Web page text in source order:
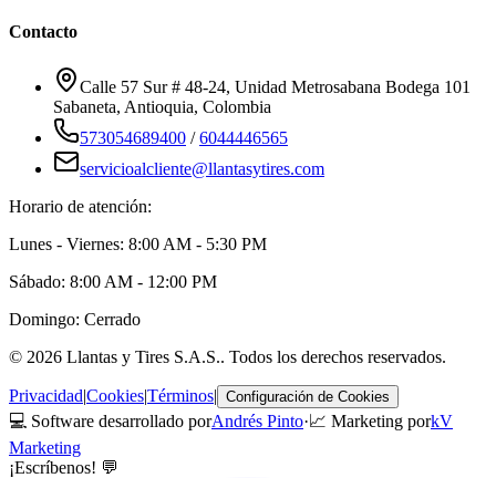
Contacto
Calle 57 Sur # 48-24, Unidad Metrosabana Bodega 101
Sabaneta, Antioquia, Colombia
573054689400 /6044446565
servicioalcliente@llantasytires.com
Horario de atención:
Lunes - Viernes: 8:00 AM - 5:30 PM
Sábado: 8:00 AM - 12:00 PM
Domingo: Cerrado
© 2026 Llantas y Tires S.A.S.. Todos los derechos reservados.
Privacidad|Cookies|Términos| Configuración de Cookies
💻 Software desarrollado porAndrés Pinto·📈 Marketing porkV
Marketing
¡Escríbenos! 💬